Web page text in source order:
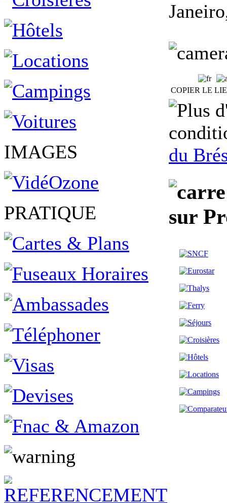
IMAGES
PRATIQUE
COPIER LE
du
sur